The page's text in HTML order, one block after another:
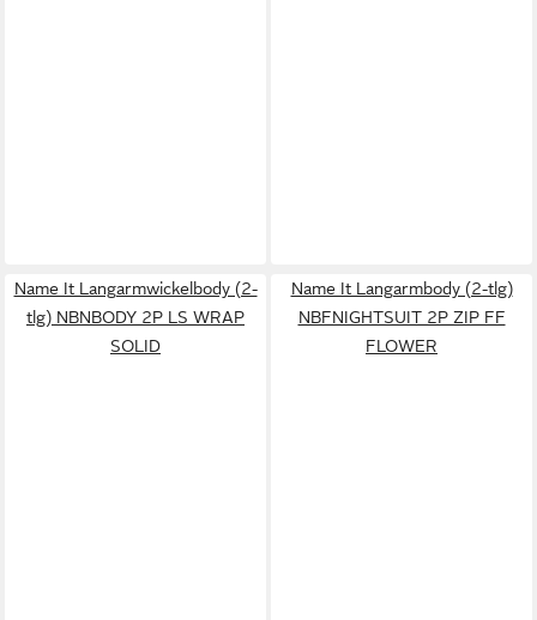
Name It Langarmwickelbody (2-
tlg) NBNBODY 2P LS WRAP
SOLID
Name It Langarmbody (2-tlg)
NBFNIGHTSUIT 2P ZIP FF
FLOWER